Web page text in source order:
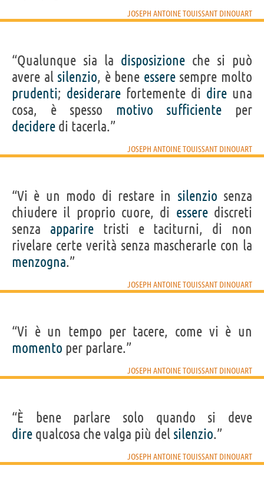
JOSEPH ANTOINE TOUISSANT DINOUART
“Qualunque sia la disposizione che si può
avere al silenzio, è bene esseresempre molto
prudenti; desiderare fortemente di dire una
cosa, è spesso motivo sufficiente per
decidere di tacerla.”
JOSEPH ANTOINE TOUISSANT DINOUART
“Vi è un modo di restare in silenzio senza
chiudere il proprio cuore, di esserediscreti
senza appariretristi e taciturni, di non
rivelare certe verità senza mascherarle con la
menzogna.”
JOSEPH ANTOINE TOUISSANT DINOUART
“Vi è un tempo per tacere, come vi è un
momento per parlare.”
JOSEPH ANTOINE TOUISSANT DINOUART
“È bene parlare solo quando si deve
dire qualcosa che valga più del silenzio.”
JOSEPH ANTOINE TOUISSANT DINOUART